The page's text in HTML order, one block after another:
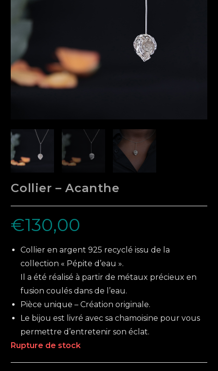
Collier – Acanthe
€130,00
Collier en argent 925 recyclé issu de la
collection « Pépite d’eau ».
Il a été réalisé à partir de métaux précieux en
fusion coulés dans de l’eau.
Pièce unique – Création originale.
Le bijou est livré avec sa chamoisine pour vous
permettre d’entretenir son éclat.
Rupture de stock